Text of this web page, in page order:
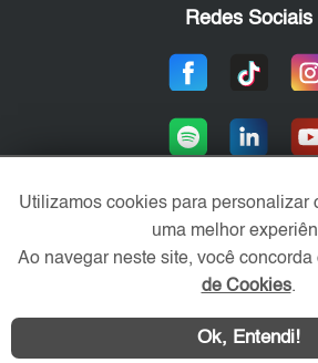
Redes Sociais
Área exclusiva aos
acesse sua conta:
Utilizamos cookies para personalizar
uma melhor
Ao navegar neste site, você concorda
de Cookies.
Ok, Entendi!